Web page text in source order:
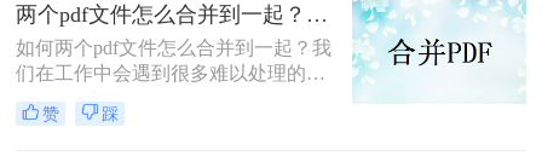
两个pdf文件怎么合并到一起？大家来试试这3种方法吧！
如何两个pdf文件怎么合并到一起？我
们在工作中会遇到很多难以处理的文
件，比如PDF文件，特别是多个PDF
文件合并成一个PDF文件。事实上，
赞 踩